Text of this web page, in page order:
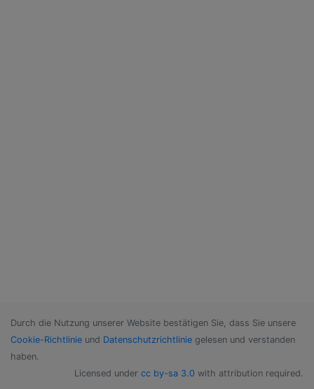
Durch die Nutzung unserer Website bestätigen Sie, dass Sie unsere
Cookie-Richtlinie und Datenschutzrichtlinie gelesen und verstanden
haben.
Licensed under cc by-sa 3.0 with attribution required.